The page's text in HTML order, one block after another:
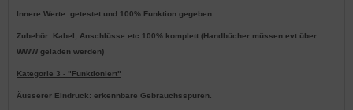
Innere Werte: getestet und 100% Funktion gegeben.
Zubehör: Kabel, Anschlüsse etc 100% komplett (Handbücher müssen evt über
WWW geladen werden)
Kategorie 3 - "Funktioniert"
Äusserer Eindruck: erkennbare Gebrauchsspuren.